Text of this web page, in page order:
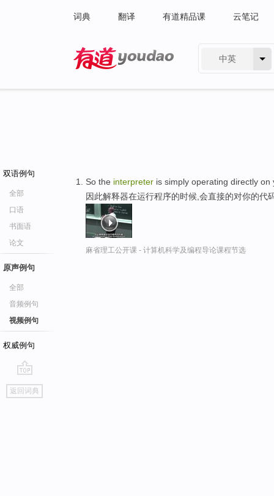
词典 翻译 有道精品课 云笔记
中英
双语例句
全部
口语
书面语
论文
原声例句
全部
音频例句
视频例句
权威例句
go
top
返回词典
So the interpreter is simply operating directly
因此解释器在运行程序的时候,会直接的对你的代
麻省理工公开课 - 计算机科学及编程导论课程节选